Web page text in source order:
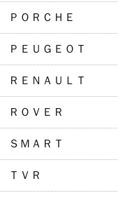
ＰＯＲＣＨＥ
ＰＥＵＧＥＯＴ
ＲＥＮＡＵＬＴ
ＲＯＶＥＲ
ＳＭＡＲＴ
ＴＶＲ